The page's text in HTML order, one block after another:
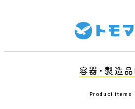
容器・製造品
Product items